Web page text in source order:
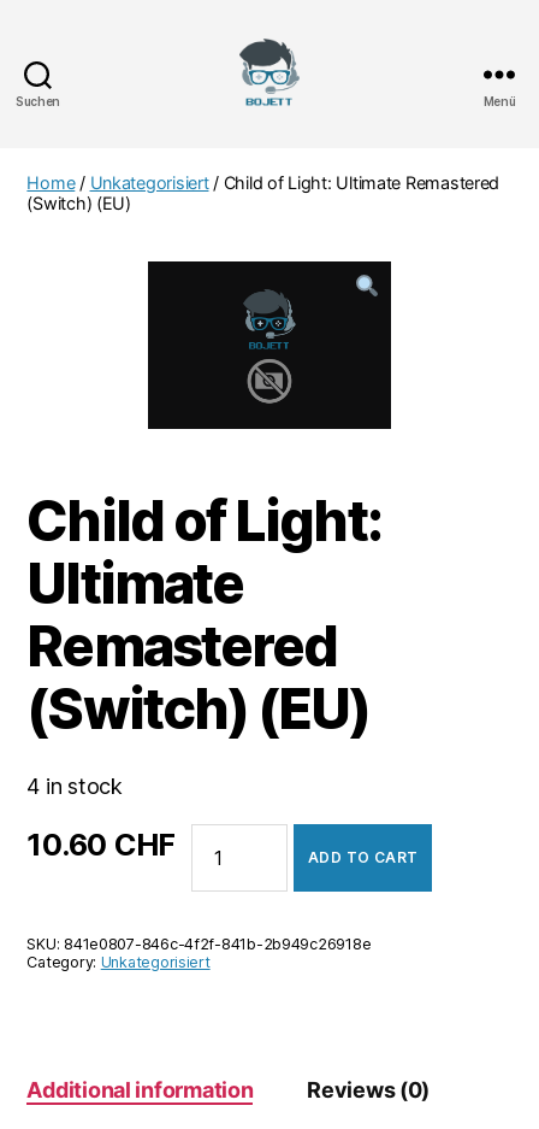
Suchen Menü
Home/ Unkategorisiert/ Child of Light: Ultimate Remastered
(Switch) (EU)
Child of Light:
Ultimate
Remastered
(Switch) (EU)
4 in stock
10.60 CHF
Light:
Remastered
ADD TO CART
SKU: 841e0807-846c-4f2f-841b-2b949c26918e
Category: Unkategorisiert
Additional information Reviews (0)